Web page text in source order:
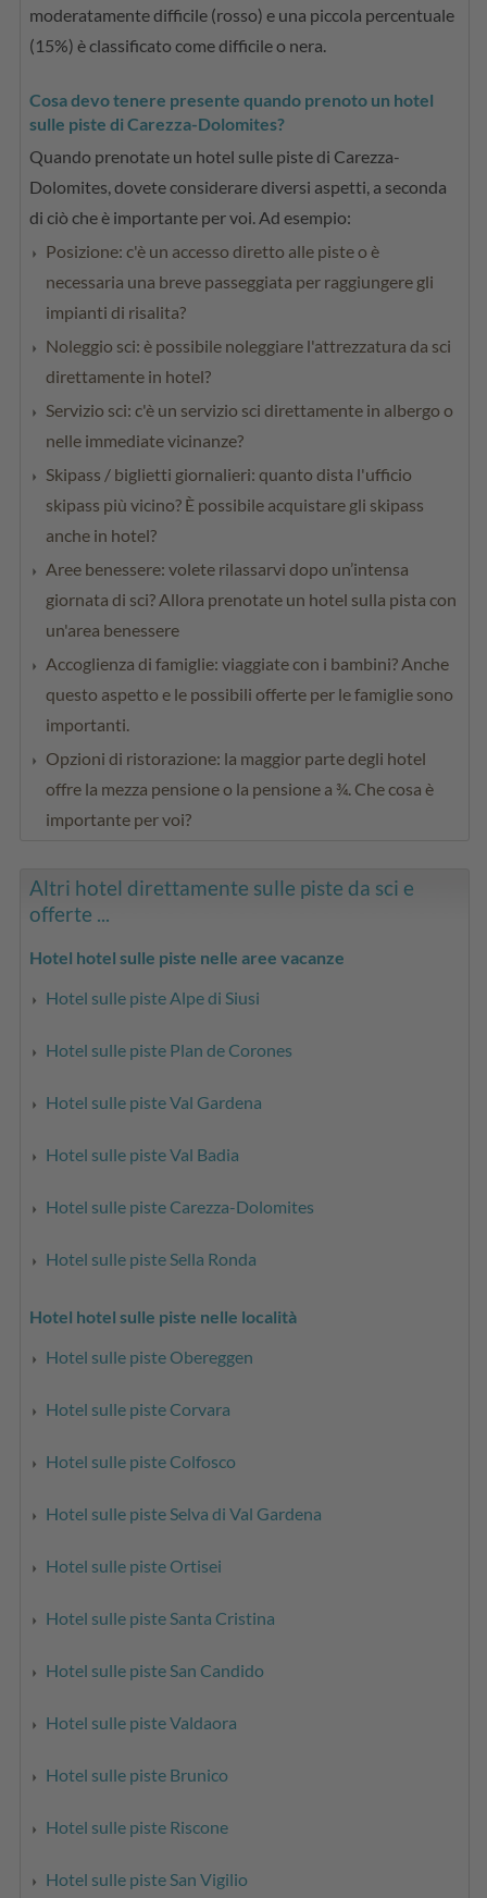
moderatamente difficile (rosso) e una piccola percentuale
(15%) è classificato come difficile o nera.
Cosa devo tenere presente quando prenoto un hotel
sulle piste di Carezza-Dolomites?
Quando prenotate un hotel sulle piste di Carezza-
Dolomites, dovete considerare diversi aspetti, a seconda
di ciò che è importante per voi. Ad esempio:
Posizione: c'è un accesso diretto alle piste o è
necessaria una breve passeggiata per raggiungere gli
impianti di risalita?
Noleggio sci: è possibile noleggiare l'attrezzatura da sci
direttamente in hotel?
Servizio sci: c'è un servizio sci direttamente in albergo o
nelle immediate vicinanze?
Skipass / biglietti giornalieri: quanto dista l'ufficio
skipass più vicino? È possibile acquistare gli skipass
anche in hotel?
Aree benessere: volete rilassarvi dopo un’intensa
giornata di sci? Allora prenotate un hotel sulla pista con
un'area benessere
Accoglienza di famiglie: viaggiate con i bambini? Anche
questo aspetto e le possibili offerte per le famiglie sono
importanti.
Opzioni di ristorazione: la maggior parte degli hotel
offre la mezza pensione o la pensione a ¾. Che cosa è
importante per voi?
Altri hotel direttamente sulle piste da sci e
offerte ...
Hotel hotel sulle piste nelle aree vacanze
Hotel sulle piste Alpe di Siusi
Hotel sulle piste Plan de Corones
Hotel sulle piste Val Gardena
Hotel sulle piste Val Badia
Hotel sulle piste Carezza-Dolomites
Hotel sulle piste Sella Ronda
Hotel hotel sulle piste nelle località
Hotel sulle piste Obereggen
Hotel sulle piste Corvara
Hotel sulle piste Colfosco
Hotel sulle piste Selva di Val Gardena
Hotel sulle piste Ortisei
Hotel sulle piste Santa Cristina
Hotel sulle piste San Candido
Hotel sulle piste Valdaora
Hotel sulle piste Brunico
Hotel sulle piste Riscone
Hotel sulle piste San Vigilio